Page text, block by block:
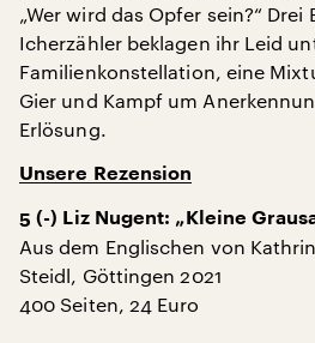
„Wer wird das Opfer sein?“ Drei
Icherzähler beklagen ihr Leid
Familienkonstellation, eine
Gier und Kampf um
Erlösung.
Unsere Rezension
5 (-) Liz Nugent: „Kleine
Aus dem Englischen von
Steidl, Göttingen 2021
400 Seiten, 24 Euro